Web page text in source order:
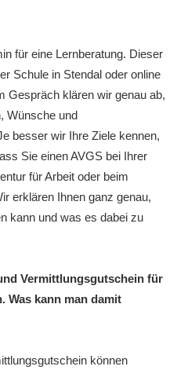
für eine Lernberatung. Dieser
Schule in Stendal oder online
Gespräch klären wir genau ab,
Wünsche und
besser wir Ihre Ziele kennen,
Sie einen AVGS bei Ihrer
für Arbeit oder beim
erklären Ihnen ganz genau,
kann und was es dabei zu
Vermittlungsgutschein für
Was kann man damit
können